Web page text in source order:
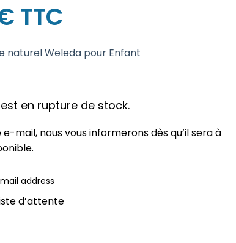
TTC
naturel Weleda pour Enfant
en rupture de stock.
e-mail, nous vous informerons dès qu’il sera à
d’attente